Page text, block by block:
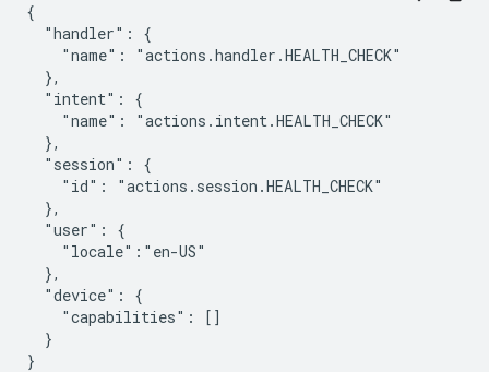
{
  "handler": {
    "name": "actions.handler.HEALTH_CHECK"
  },
  "intent": {
    "name": "actions.intent.HEALTH_CHECK"
  },
  "session": {
    "id": "actions.session.HEALTH_CHECK"
  },
  "user": {
    "locale":"en-US"
  },
  "device": {
    "capabilities": []
  }
}